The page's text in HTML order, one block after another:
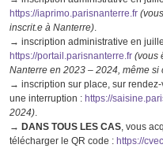
https://iaprimo.parisnanterre.fr
inscrit.e à Nanterre).
→ inscription administrative en
https://portail.parisnanterre.fr (vous
Nanterre en 2023 – 2024, même
→ inscription sur place, sur
une interruption : https://
2024).
→ DANS TOUS LES CAS, vous
télécharger le QR code : https://